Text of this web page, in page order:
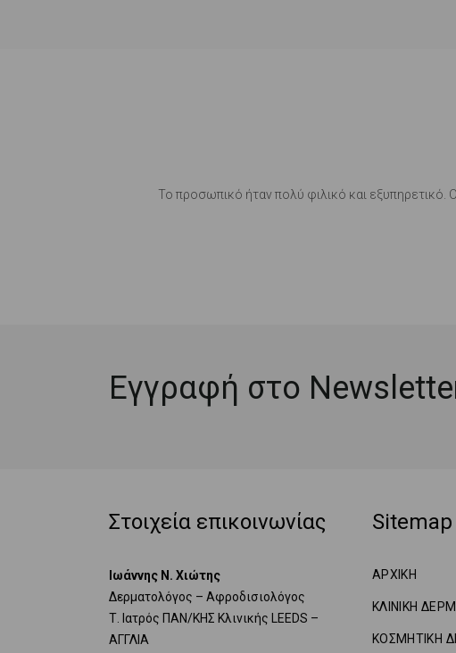
Το προσωπικό ήταν πολύ φιλικό και εξυπηρετικό.
Εγγραφή στο
Στοιχεία επικοινωνίας
Ιωάννης Ν. Χιώτης
Δερματολόγος – Αφροδισιολόγος
Τ. Ιατρός ΠΑΝ/ΚΗΣ Κλινικής LEEDS –
ΑΓΓΛΙΑ
Sitemap
ΑΡΧΙΚΗ
ΚΛΙΝΙΚΗ
ΚΟΣΜΗΤΙΚΗ